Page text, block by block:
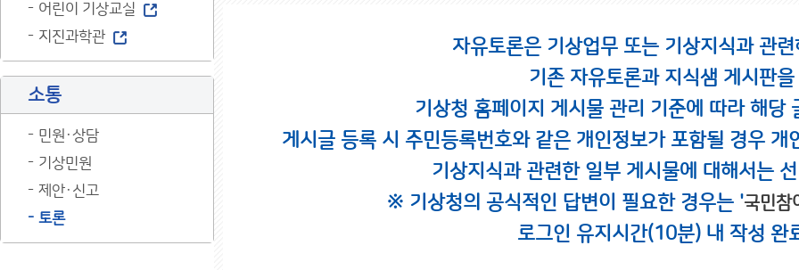
어린이 기상교실
지진과학관
소통
민원·상담
기상민원
제안·신고
토론
자유토론은 기상업무 또는 기상지식과 관
기존 자유토론과 지식샘 게시판
기상청 홈페이지 게시물 관리 기준에 따라 해당
게시글 등록 시 주민등록번호와 같은 개인정보가 포함될 경우
기상지식과 관련한 일부 게시물에 대해서는
※ 기상청의 공식적인 답변이 필요한 경우는 '국민참
로그인 유지시간(10분) 내 작성 완